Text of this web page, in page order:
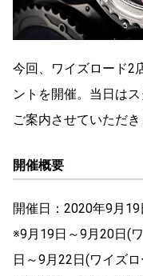
今回、ワイズロード2
ントを開催。当日は
ご案内させていただ
開催概要
開催日：2020年9月
※9月19日～9月20日(
日～9月22日(ワイズ